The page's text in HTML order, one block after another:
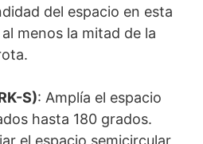
del espacio en esta
menos la mitad de la
S): Amplía el espacio
hasta 180 grados.